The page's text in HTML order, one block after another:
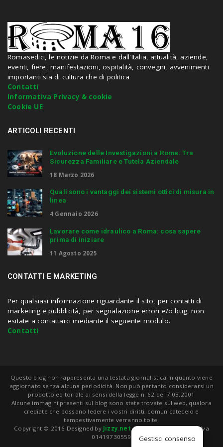
d
h
i
t
e
n
t
e
r
Romasedici, le notizie da Roma e dall'Italia, attualità, aziende,
eventi, fiere, manifestazioni, ospitalità, convegni, avvenimenti
importanti sia di cultura che di politica
Contatti
Informativa Privacy & cookie
Cookie UE
ARTICOLI RECENTI
Evoluzione delle Investigazioni a Roma: Tra
Sicurezza Familiare e Tutela Aziendale
18 Marzo 2026
Quali sono i vantaggi dei sistemi ottici di misura in
linea
4 Gennaio 2026
Lavorare come idraulico a Roma: cosa sapere
prima di iniziare
11 Agosto 2025
CONTATTI E MARKETING
Per qualsiasi informazione riguardante il sito, per contatti di
marketing e pubblicità, per segnalazione errori e/o bug, non
esitate a contattarci mediante il seguente modulo.
Contatti
Questo blog non rappresenta una testata giornalistica in quanto viene
aggiornato senza alcuna periodicità. Non può pertanto considerarsi un
prodotto editoriale ai sensi della legge n. 62 del 7.03.2001
Alcune immagini presenti sul blog sono state trovate sul web, qualora
crediate che possano ledere i vostri diritti, comunicatecelo e
tempestivamente verranno tolte.
Copyright © 2016 Designed by Jizzy.net. Tutti i diritti riservati. P.Iva
01419730559
Gestisci consenso